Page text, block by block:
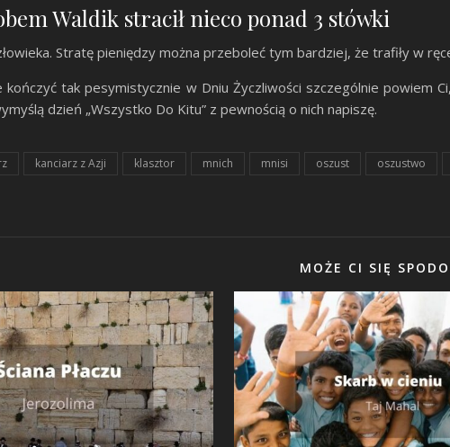
Waldik stracił nieco ponad 3 stówki
Stratę pieniędzy można przeboleć tym bardziej, że trafiły w
kończyć tak pesymistycznie w Dniu Życzliwości szczególnie
dzień „Wszystko Do Kitu” z pewnością o nich napiszę.
kanciarz z Azji klasztor mnich mnisi oszust oszustwo
MOŻE CI SIĘ